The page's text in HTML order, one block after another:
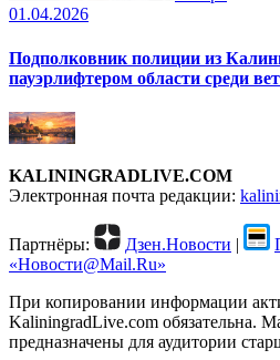
01.04.2026
Подполковник полиции из
пауэрлифтером области среди
KALININGRADLIVE.COM
Электронная почта редакции:
Партнёры: Дзен.Новости |
«Новости@Mail.Ru»
При копировании информации
KaliningradLive.com обязательна.
предназначены для аудитории